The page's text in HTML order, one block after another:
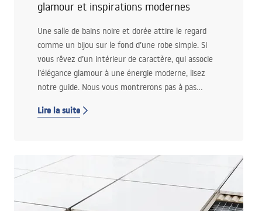
glamour et inspirations modernes
Une salle de bains noire et dorée attire le regard
comme un bijou sur le fond d’une robe simple. Si
vous rêvez d’un intérieur de caractère, qui associe
l’élégance glamour à une énergie moderne, lisez
notre guide. Nous vous montrerons pas à pas
associer entre eux des accents marqués et
Lire la suite